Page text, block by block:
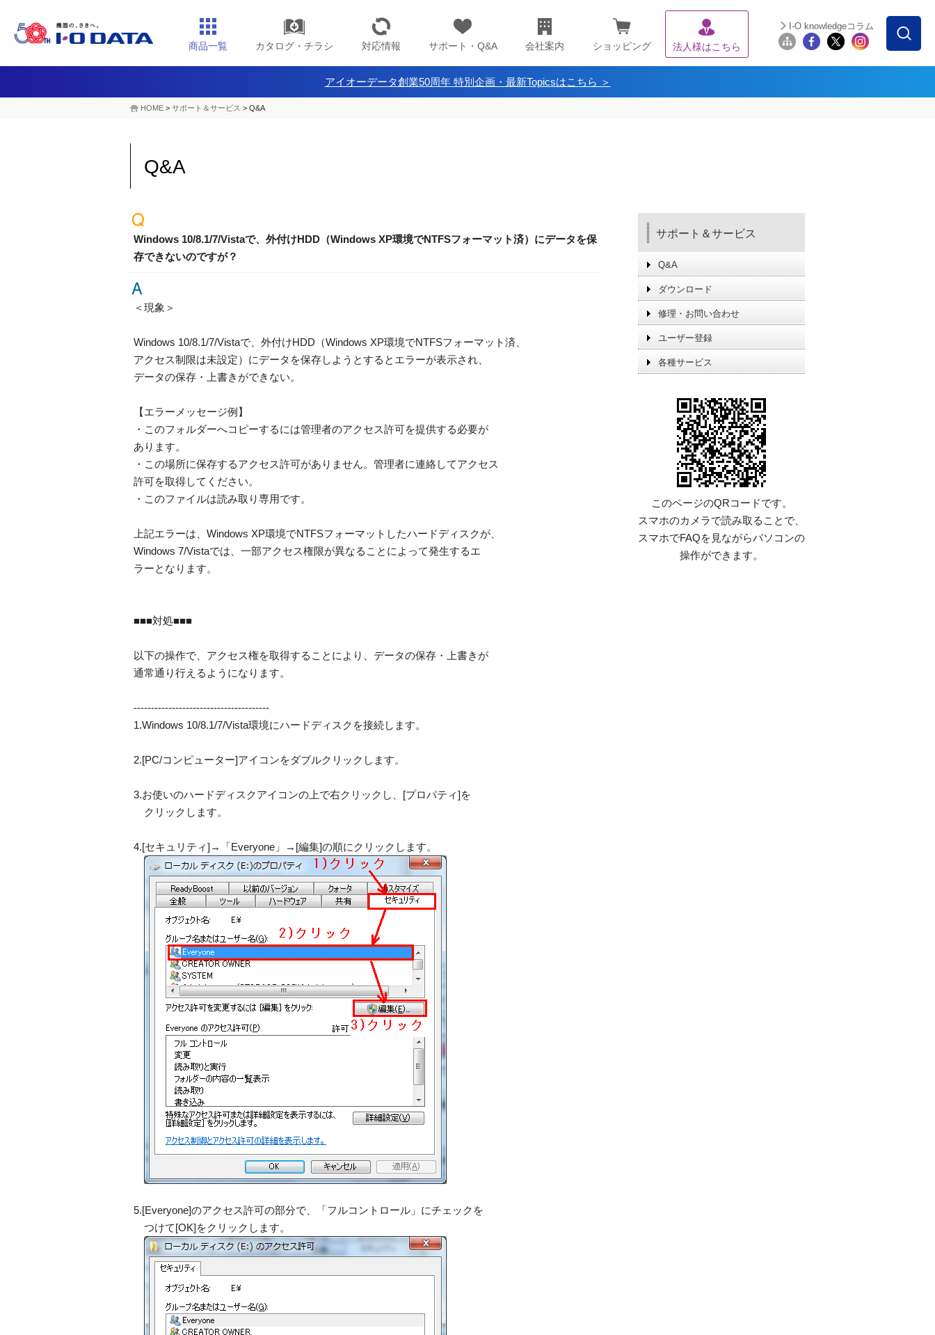
商品一覧 カタログ・チラシ 対応情報 サポート・Q&A 会社案内 ショッピング 法人様はこちら
I-O knowledgeコラム
アイオーデータ創業50周年 特別企画・最新Topicsはこちら ＞
HOME > サポート＆サービス > Q&A
Q&A
Windows 10/8.1/7/Vistaで、外付けHDD（Windows XP環境でNTFSフォーマット済）にデータを保
存できないのですが？
＜現象＞
Windows 10/8.1/7/Vistaで、外付けHDD（Windows XP環境でNTFSフォーマット済、
アクセス制限は未設定）にデータを保存しようとするとエラーが表示され、
データの保存・上書きができない。
【エラーメッセージ例】
・このフォルダーへコピーするには管理者のアクセス許可を提供する必要が
あります。
・この場所に保存するアクセス許可がありません。管理者に連絡してアクセス
許可を取得してください。
・このファイルは読み取り専用です。
上記エラーは、Windows XP環境でNTFSフォーマットしたハードディスクが、
Windows 7/Vistaでは、一部アクセス権限が異なることによって発生するエ
ラーとなります。
■■■対処■■■
以下の操作で、アクセス権を取得することにより、データの保存・上書きが
通常通り行えるようになります。
---------------------------------------
1.Windows 10/8.1/7/Vista環境にハードディスクを接続します。
2.[PC/コンピューター]アイコンをダブルクリックします。
3.お使いのハードディスクアイコンの上で右クリックし、[プロパティ]を
クリックします。
4.[セキュリティ]→「Everyone」→[編集]の順にクリックします。
5.[Everyone]のアクセス許可の部分で、「フルコントロール」にチェックを
つけて[OK]をクリックします。
サポート＆サービス
Q&A
ダウンロード
修理・お問い合わせ
ユーザー登録
各種サービス
このページのQRコードです。
スマホのカメラで読み取ることで、
スマホでFAQを見ながらパソコンの
操作ができます。